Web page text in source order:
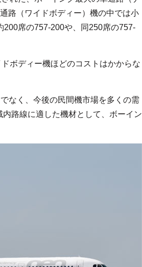
路（ワイドボディー）機の中では小
席の757-200や、同250席の757-
ボディー機ほどのコストはかからな
なく、今後の民間機市場を多くの需
路線に適した機材として、ボーイン